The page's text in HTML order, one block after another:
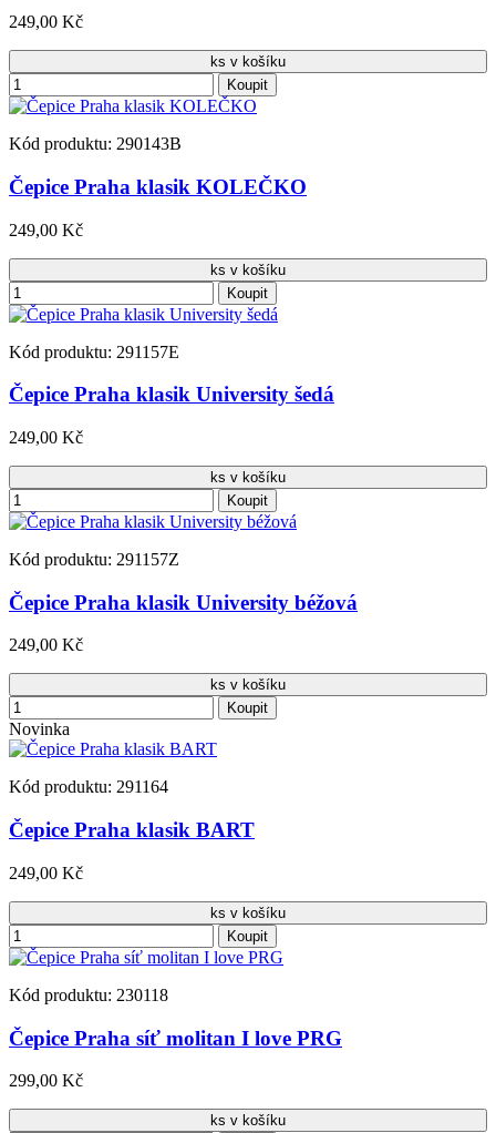
249,00 Kč
ks v košíku
Koupit
Kód produktu: 290143B
Čepice Praha klasik KOLEČKO
249,00 Kč
ks v košíku
Koupit
Kód produktu: 291157E
Čepice Praha klasik University šedá
249,00 Kč
ks v košíku
Koupit
Kód produktu: 291157Z
Čepice Praha klasik University béžová
249,00 Kč
ks v košíku
Koupit
Novinka
Kód produktu: 291164
Čepice Praha klasik BART
249,00 Kč
ks v košíku
Koupit
Kód produktu: 230118
Čepice Praha síť molitan I love PRG
299,00 Kč
ks v košíku